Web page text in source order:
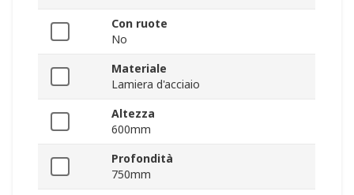
Con ruote
No
Materiale
Lamiera d'acciaio
Altezza
600mm
Profondità
750mm